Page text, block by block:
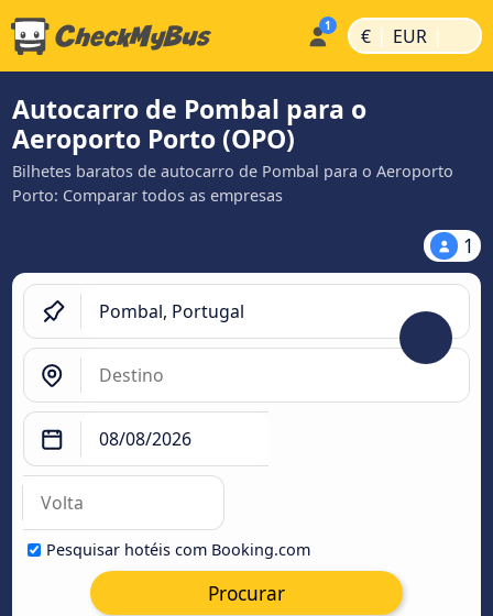
€ | EUR |
Autocarro de Pombal para o
Aeroporto Porto (OPO)
Bilhetes baratos de autocarro de Pombal para o Aeroporto
Porto: Comparar todos as empresas
1
Pesquisar hotéis com Booking.com
Procurar